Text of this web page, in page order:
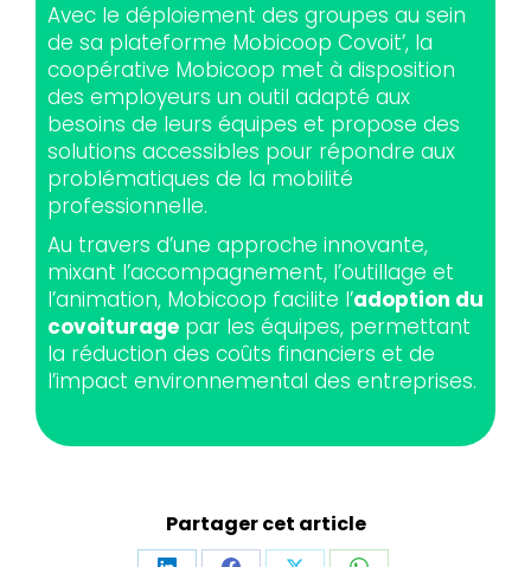
Avec le déploiement des groupes au sein
de sa plateforme Mobicoop Covoit’, la
coopérative Mobicoop met à disposition
des employeurs un outil adapté aux
besoins de leurs équipes et propose des
solutions accessibles pour répondre aux
problématiques de la mobilité
professionnelle.
Au travers d’une approche innovante,
mixant l’accompagnement, l’outillage et
l’animation, Mobicoop facilite l’adoption du
covoiturage par les équipes, permettant
la réduction des coûts financiers et de
l’impact environnemental des entreprises.
Partager cet article